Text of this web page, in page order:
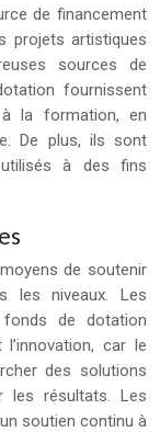
de financement
projets artistiques
sources de
fournissent
la formation, en
De plus, ils sont
à des fins
de soutenir
les niveaux. Les
de dotation
car le
des solutions
les résultats. Les
soutien continu à